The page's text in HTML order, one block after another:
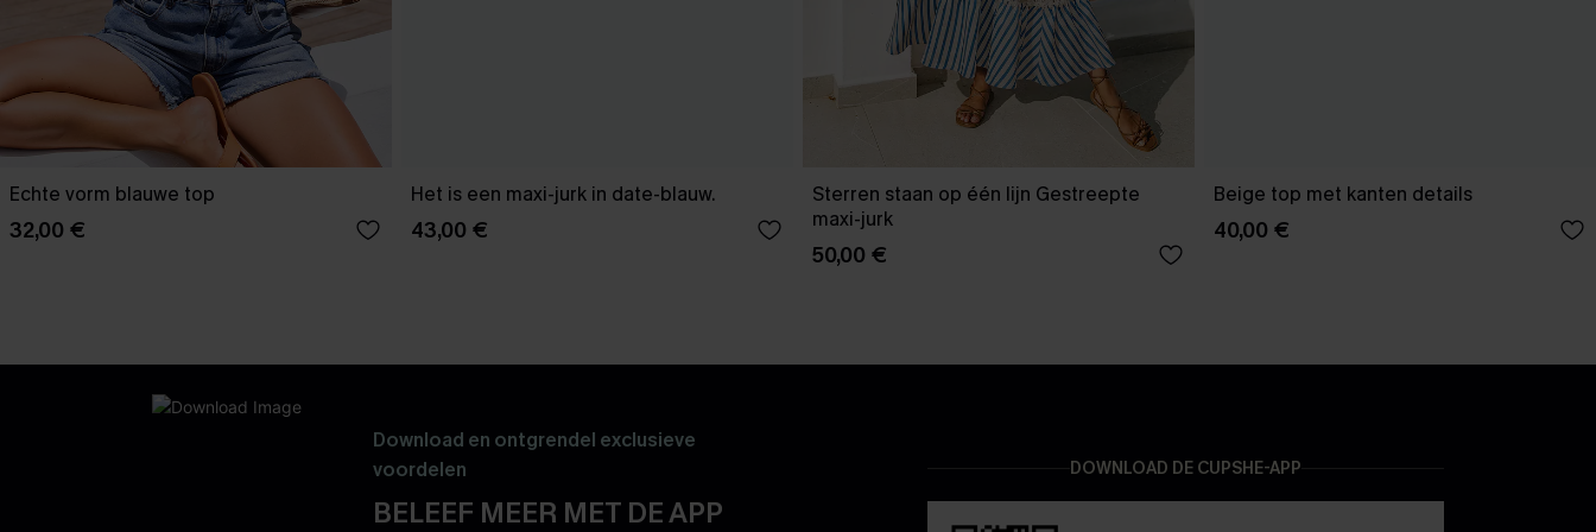
Echte vorm blauwe top
32,00 €
Het is een maxi-jurk in date-blauw.
43,00 €
Sterren staan op één lijn Gestreepte
maxi-jurk
50,00 €
Beige top met kanten details
40,00 €
Download en ontgrendel exclusieve
voordelen
BELEEF MEER MET DE APP
DOWNLOAD DE CUPSHE-APP